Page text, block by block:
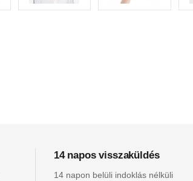
14 napos visszaküldés
14 napon belüli indoklás nélküli